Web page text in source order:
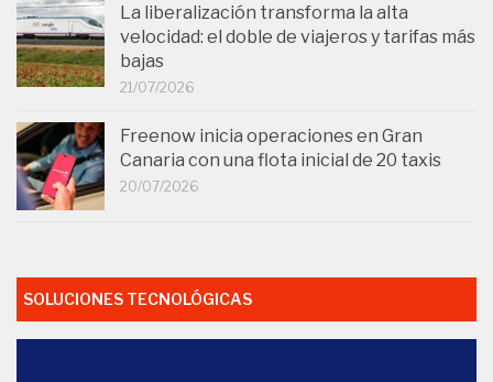
La liberalización transforma la alta
velocidad: el doble de viajeros y tarifas más
bajas
21/07/2026
Freenow inicia operaciones en Gran
Canaria con una flota inicial de 20 taxis
20/07/2026
SOLUCIONES TECNOLÓGICAS